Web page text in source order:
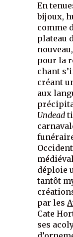
En
bijoux,
comme
plateau
pour la
chant
créant
aux
Undead
déploie
tantôt
par les
Cate
ses